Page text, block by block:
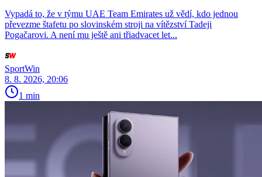
Vypadá to, že v týmu UAE Team Emirates už vědí, kdo jednou
převezme štafetu po slovinském stroji na vítězství Tadeji
Pogačarovi. A není mu ještě ani třiadvacet let...
SportWin
8. 8. 2026, 20:06
1 min